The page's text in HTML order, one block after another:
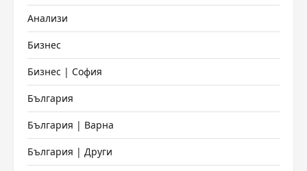
Анализи
Бизнес
Бизнес | София
България
България | Варна
България | Други